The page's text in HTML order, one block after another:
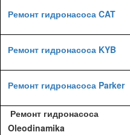
Ремонт гидронасоса CAT
Ремонт гидронасоса KYB
Ремонт гидронасоса Parker
Ремонт гидронасоса
Oleodinamika